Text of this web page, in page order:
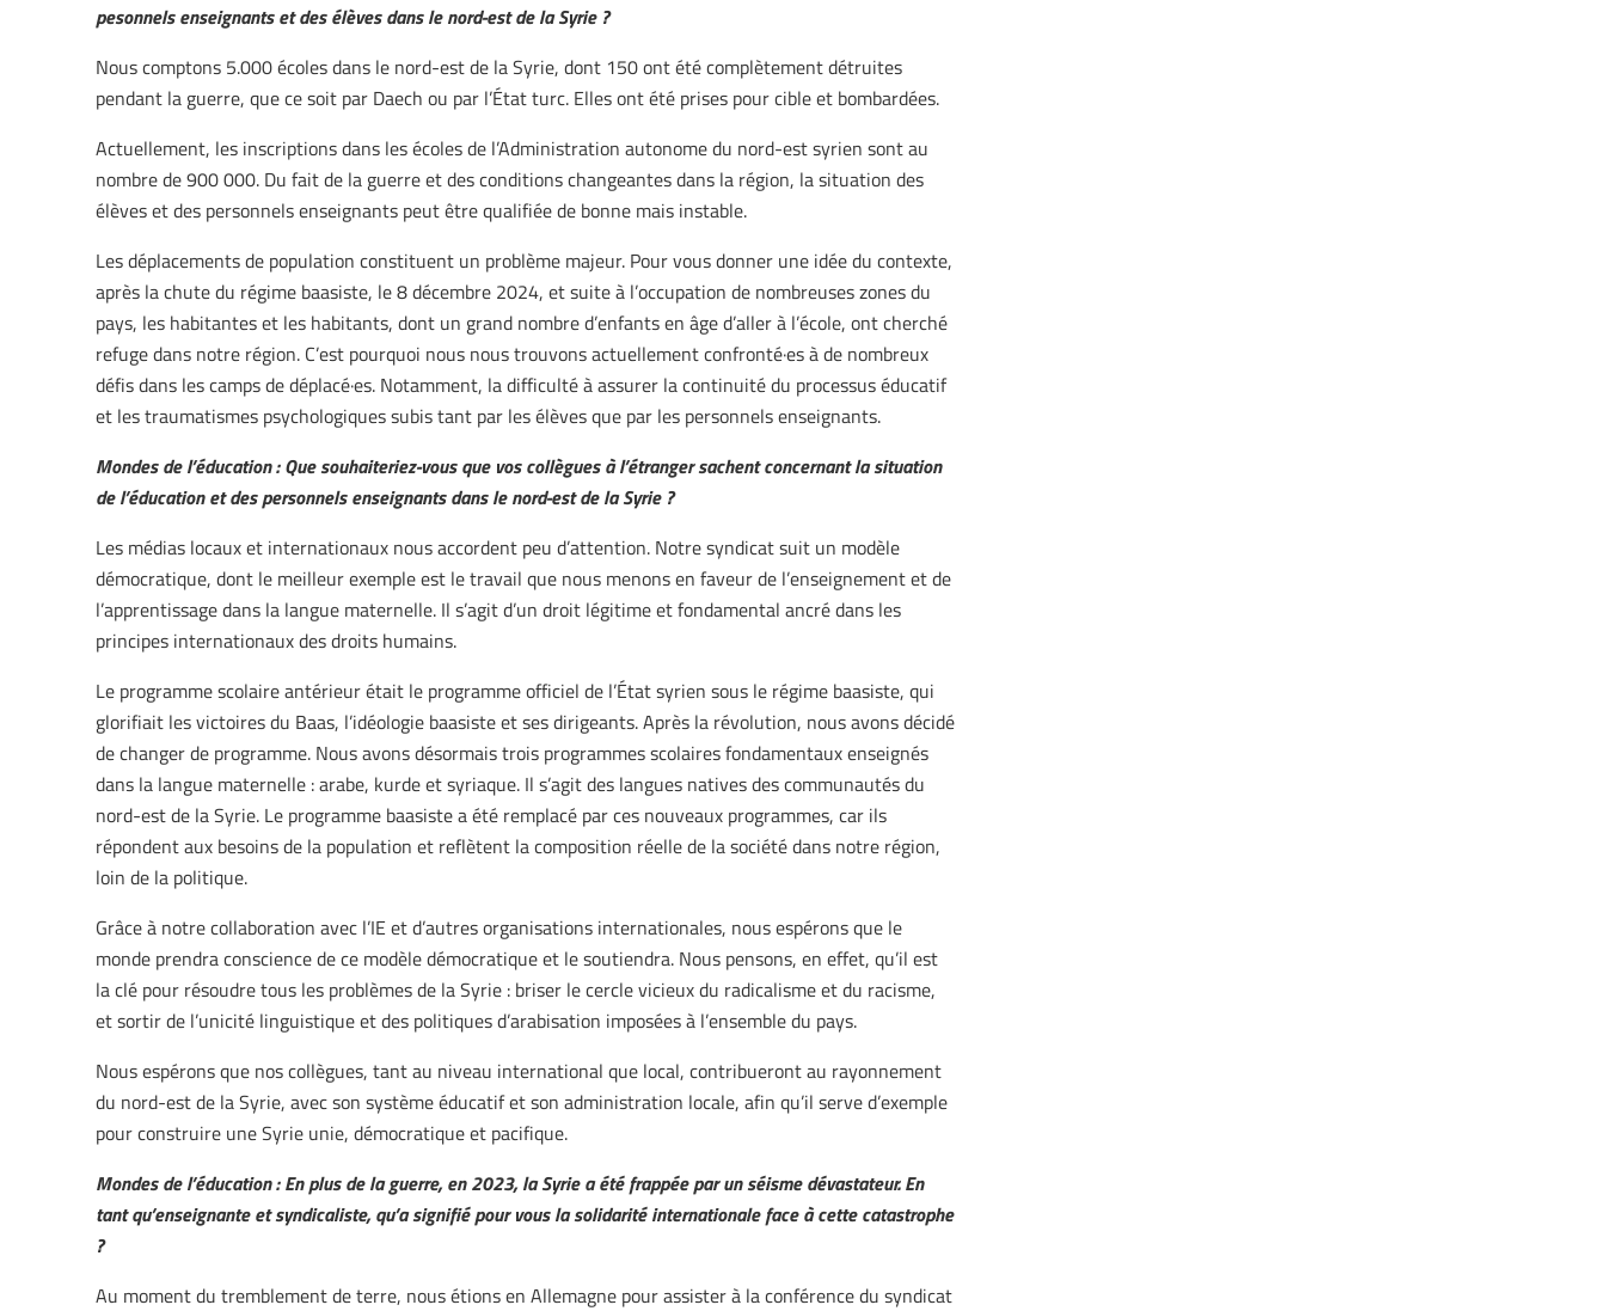
pesonnels enseignants et des élèves dans le nord-est de la Syrie ?
Nous comptons 5.000 écoles dans le nord-est de la Syrie, dont 150 ont été complètement détruites
pendant la guerre, que ce soit par Daech ou par l’État turc. Elles ont été prises pour cible et bombardées.
Actuellement, les inscriptions dans les écoles de l’Administration autonome du nord-est syrien sont au
nombre de 900 000. Du fait de la guerre et des conditions changeantes dans la région, la situation des
élèves et des personnels enseignants peut être qualifiée de bonne mais instable.
Les déplacements de population constituent un problème majeur. Pour vous donner une idée du contexte,
après la chute du régime baasiste, le 8 décembre 2024, et suite à l’occupation de nombreuses zones du
pays, les habitantes et les habitants, dont un grand nombre d’enfants en âge d’aller à l’école, ont cherché
refuge dans notre région. C’est pourquoi nous nous trouvons actuellement confronté·es à de nombreux
défis dans les camps de déplacé·es. Notamment, la difficulté à assurer la continuité du processus éducatif
et les traumatismes psychologiques subis tant par les élèves que par les personnels enseignants.
Mondes de l’éducation : Que souhaiteriez-vous que vos collègues à l’étranger sachent concernant la situation
de l’éducation et des personnels enseignants dans le nord-est de la Syrie ?
Les médias locaux et internationaux nous accordent peu d’attention. Notre syndicat suit un modèle
démocratique, dont le meilleur exemple est le travail que nous menons en faveur de l’enseignement et de
l’apprentissage dans la langue maternelle. Il s’agit d’un droit légitime et fondamental ancré dans les
principes internationaux des droits humains.
Le programme scolaire antérieur était le programme officiel de l’État syrien sous le régime baasiste, qui
glorifiait les victoires du Baas, l’idéologie baasiste et ses dirigeants. Après la révolution, nous avons décidé
de changer de programme. Nous avons désormais trois programmes scolaires fondamentaux enseignés
dans la langue maternelle : arabe, kurde et syriaque. Il s’agit des langues natives des communautés du
nord-est de la Syrie. Le programme baasiste a été remplacé par ces nouveaux programmes, car ils
répondent aux besoins de la population et reflètent la composition réelle de la société dans notre région,
loin de la politique.
Grâce à notre collaboration avec l’IE et d’autres organisations internationales, nous espérons que le
monde prendra conscience de ce modèle démocratique et le soutiendra. Nous pensons, en effet, qu’il est
la clé pour résoudre tous les problèmes de la Syrie : briser le cercle vicieux du radicalisme et du racisme,
et sortir de l’unicité linguistique et des politiques d’arabisation imposées à l’ensemble du pays.
Nous espérons que nos collègues, tant au niveau international que local, contribueront au rayonnement
du nord-est de la Syrie, avec son système éducatif et son administration locale, afin qu’il serve d’exemple
pour construire une Syrie unie, démocratique et pacifique.
Mondes de l’éducation : En plus de la guerre, en 2023, la Syrie a été frappée par un séisme dévastateur. En
tant qu’enseignante et syndicaliste, qu’a signifié pour vous la solidarité internationale face à cette catastrophe
?
Au moment du tremblement de terre, nous étions en Allemagne pour assister à la conférence du syndicat